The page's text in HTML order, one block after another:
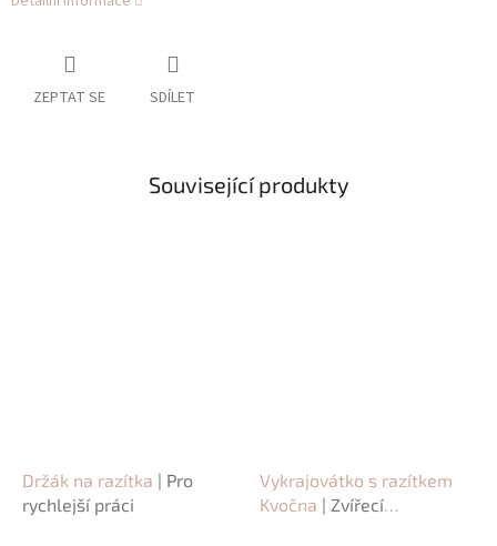
ZEPTAT SE SDÍLET
Související produkty
Držák na razítka | Pro
rychlejší práci
Vykrajovátko s razítkem
Kvočna | Zvířecí